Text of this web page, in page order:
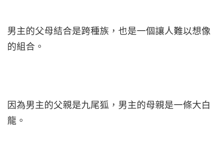
男主的父母結合是跨種族，也是一個讓人難以想像
的組合。
因為男主的父親是九尾狐，男主的母親是一條大白
龍。